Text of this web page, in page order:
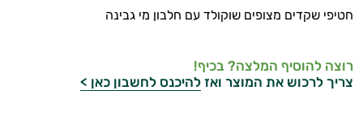
חטיפי שקדים מצופים שוקולד עם חלבון מי גבינה
רוצה להוסיף המלצה? בכיף!
צריך לרכוש את המוצר ואז להיכנס לחשבון כאן >